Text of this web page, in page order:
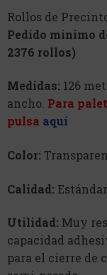
Rollos de
Pedido mínimo
2376 rollos)
Medidas: 126
ancho. Para
pulsa aquí
Color:
Calidad:
Utilidad: Muy
capacidad
para el cierre de